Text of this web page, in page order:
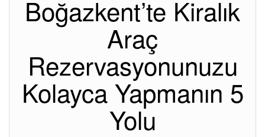
Boğazkent’te Kiralık
Araç
Rezervasyonunuzu
Kolayca Yapmanın 5
Yolu